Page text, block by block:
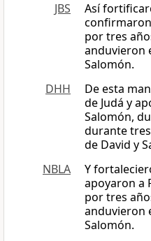
JBS
Así
por tres
anduvieron
Salomón.
DHH
De esta
de Judá y
Salomón,
durante
de David y
NBLA
Y
apoyaron a
por tres
anduvieron
Salomón.